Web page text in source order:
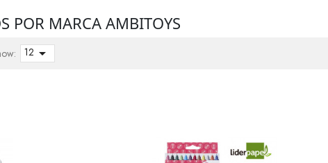
POR MARCA AMBITOYS
12 